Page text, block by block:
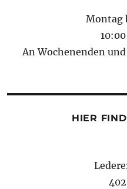
Montag
An Wochenenden
HIER